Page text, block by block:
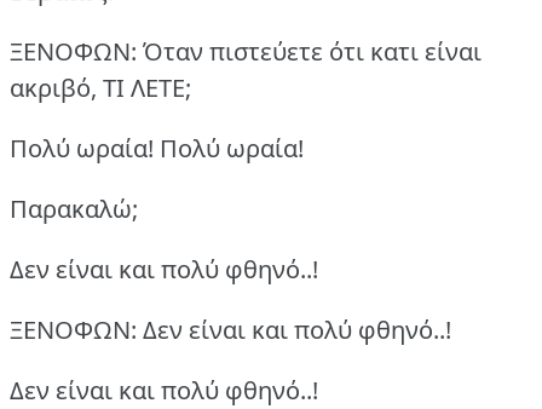
ΞΕΝΟΦΩΝ: Όταν πιστεύετε ότι κατι είναι
ακριβό, ΤΙ ΛΕΤΕ;
Πολύ ωραία! Πολύ ωραία!
Παρακαλώ;
Δεν είναι και πολύ φθηνό..!
ΞΕΝΟΦΩΝ: Δεν είναι και πολύ φθηνό..!
Δεν είναι και πολύ φθηνό..!